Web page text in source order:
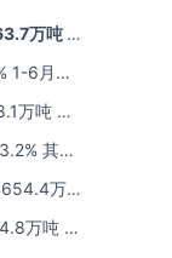
万吨 同
第一
1-6月累
万吨 同
第一其中
万吨
万吨 同